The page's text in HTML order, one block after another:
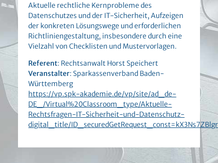
Aktuelle rechtliche Kernprobleme des
Datenschutzes und der IT-Sicherheit, Aufzeigen
der konkreten Lösungswege und erforderlichen
Richtliniengestaltung, insbesondere durch eine
Vielzahl von Checklisten und Mustervorlagen.
Referent: Rechtsanwalt Horst Speichert
Veranstalter: Sparkassenverband Baden-
Württemberg
https://vp.spk-akademie.de/vp/site/ad_de-
DE_/Virtual%20Classroom_type/Aktuelle-
Rechtsfragen-IT-Sicherheit-und-Datenschutz-
digital_title/